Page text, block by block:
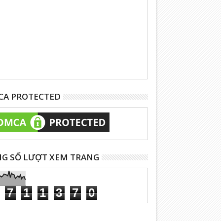
PROTECTED
SỐ LƯỢT XEM TRANG
7 1 1 3 7 0